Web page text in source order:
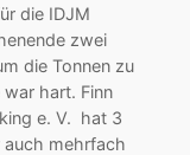
die IDJM
zwei
die Tonnen zu
war hart. Finn
e. V. hat 3
auch mehrfach